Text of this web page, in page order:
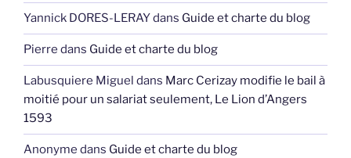
Yannick DORES-LERAYdans Guide et charte du blog
Pierre dans Guide et charte du blog
Labusquiere Miguel dans Marc Cerizay modifie le bail à
moitié pour un salariat seulement, Le Lion d’Angers
1593
Anonyme dans Guide et charte du blog